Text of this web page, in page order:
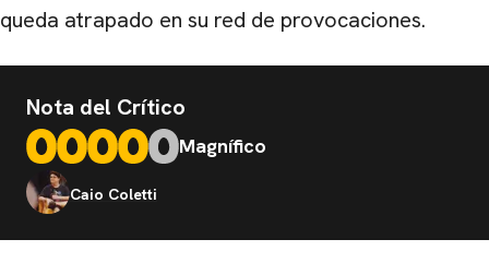
queda atrapado en su red de provocaciones.
Nota del Crítico
Magnífico
Caio Coletti